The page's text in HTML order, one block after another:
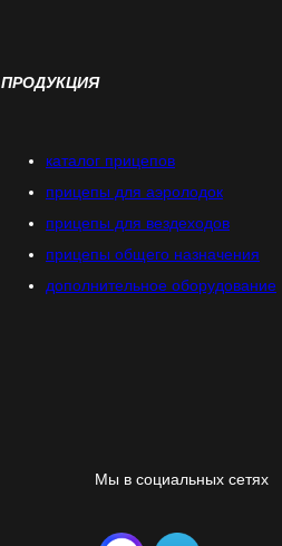
ООО "ТД Ярприцеп"
2463125258
246501001
YARPRICEP@MAIL.RU
Мы в социальных сетях
ПРОДУКЦИЯ
каталог прицепов
прицепы для аэролодок
прицепы для вездеходов
прицепы общего назначения
дополнительное оборудование